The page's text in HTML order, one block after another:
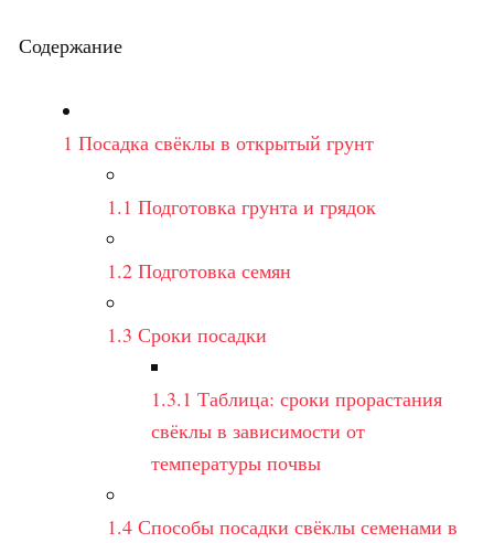
Содержание
1 Посадка свёклы в открытый грунт
1.1 Подготовка грунта и грядок
1.2 Подготовка семян
1.3 Сроки посадки
1.3.1 Таблица: сроки прорастания
свёклы в зависимости от
температуры почвы
1.4 Способы посадки свёклы семенами в